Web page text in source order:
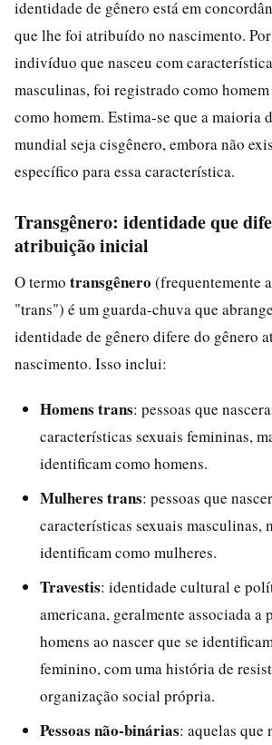
identidade de gênero está em
que lhe foi atribuído no nascimento.
indivíduo que nasceu com
masculinas, foi registrado como
como homem. Estima-se que a maioria
mundial seja cisgênero, embora não
específico para essa característica.
Transgênero: identidade que
atribuição inicial
O termo transgênero (frequentemente
"trans") é um guarda-chuva que
identidade de gênero difere do gênero
nascimento. Isso inclui:
Homens trans: pessoas que
características sexuais femininas,
identificam como homens.
Mulheres trans: pessoas que
características sexuais masculinas,
identificam como mulheres.
Travestis: identidade cultural e
americana, geralmente associada a
homens ao nascer que se
feminino, com uma história de
organização social própria.
Pessoas não-binárias: aquelas que